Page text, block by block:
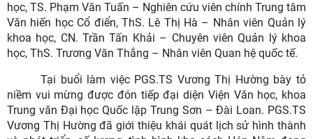
học, TS. Phạm Văn Tuấn – Nghiên cứu viên chính Trung tâm
Văn hiến học Cổ điển, ThS. Lê Thị Hà – Nhân viên Quản lý
khoa học, CN. Trần Tấn Khải – Chuyên viên Quản lý khoa
học, ThS. Trương Văn Thắng – Nhân viên Quan hệ quốc tế.
Tại buổi làm việc PGS.TS Vương Thị Hường bày tỏ
niềm vui mừng được đón tiếp đại diện Viện Văn học, khoa
Trung văn Đại học Quốc lập Trung Sơn – Đài Loan. PGS.TS
Vương Thị Hường đã giới thiệu khái quát lịch sử hình thành